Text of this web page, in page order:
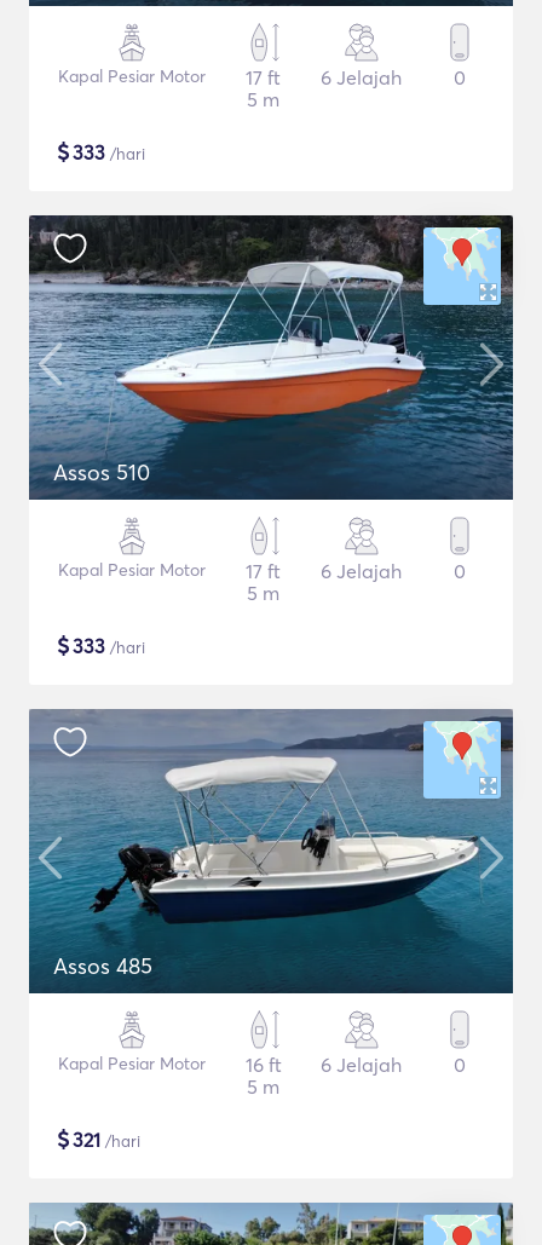
Kapal Pesiar Motor
17 ft
5 m
6 Jelajah 0
$333 /hari
Assos 510
Kapal Pesiar Motor
17 ft
5 m
6 Jelajah 0
$333 /hari
Assos 485
Kapal Pesiar Motor
16 ft
5 m
6 Jelajah 0
$321 /hari